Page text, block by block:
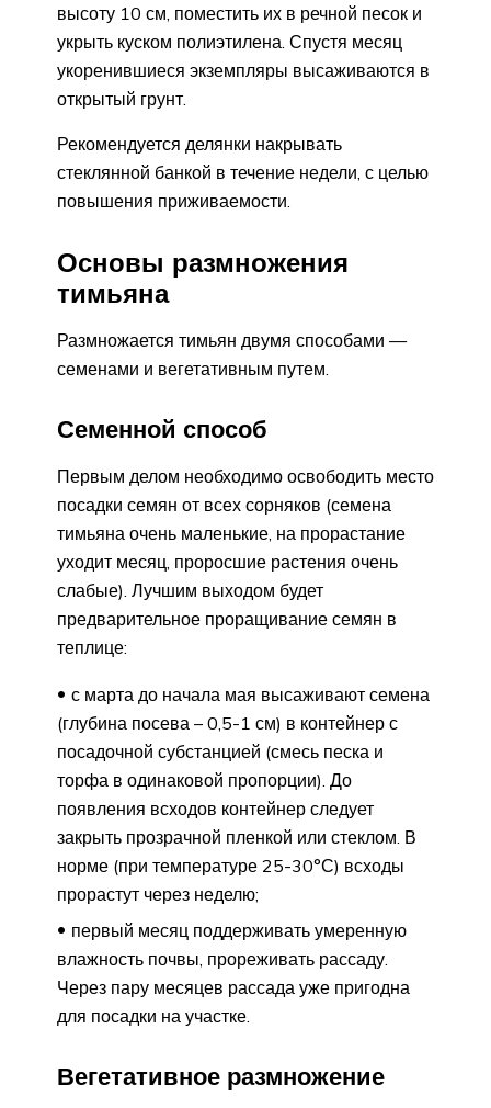
высоту 10 см, поместить их в речной песок и
укрыть куском полиэтилена. Спустя месяц
укоренившиеся экземпляры высаживаются в
открытый грунт.
Рекомендуется делянки накрывать
стеклянной банкой в течение недели, с целью
повышения приживаемости.
Основы размножения
тимьяна
Размножается тимьян двумя способами —
семенами и вегетативным путем.
Семенной способ
Первым делом необходимо освободить место
посадки семян от всех сорняков (семена
тимьяна очень маленькие, на прорастание
уходит месяц, проросшие растения очень
слабые). Лучшим выходом будет
предварительное проращивание семян в
теплице:
с марта до начала мая высаживают семена
(глубина посева – 0,5-1 см) в контейнер с
посадочной субстанцией (смесь песка и
торфа в одинаковой пропорции). До
появления всходов контейнер следует
закрыть прозрачной пленкой или стеклом. В
норме (при температуре 25-30°С) всходы
прорастут через неделю;
первый месяц поддерживать умеренную
влажность почвы, прореживать рассаду.
Через пару месяцев рассада уже пригодна
для посадки на участке.
Вегетативное размножение